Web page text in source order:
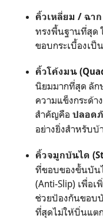
คิ้วเหลี่ยม / ฉาก
ทรงพื้นฐานที่สุด
ขอบกระเบื้องเป็
คิ้วโค้งมน
นิยมมากที่สุด ลัก
ความแข็งกระด้
สำคัญคือ ปลอด
อย่างยิ่งสำหรับบ้
คิ้วจมูกบันได
ที่ขอบของขั้นบัน
(Anti-Slip) เพื่อ
ช่วยป้องกันขอบ
ที่สุดไม่ให้บิ่นแตก